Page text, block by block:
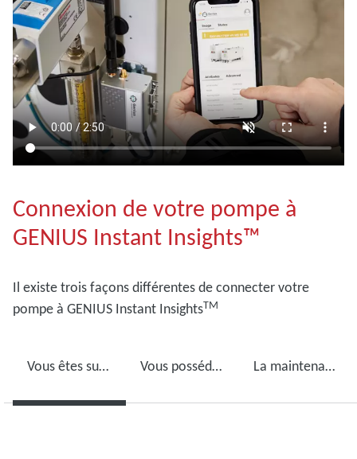
Connexion de votre pompe à
GENIUS Instant Insights™
Il existe trois façons différentes de connecter votre
pompe à GENIUS Instant InsightsTM
Vous êtes sur le point d'acheter une nouvelle pompe ? Vous possédez déjà une pompe à vide Edwards ? La maintenance de votre pompe a déjà été effectuée ?